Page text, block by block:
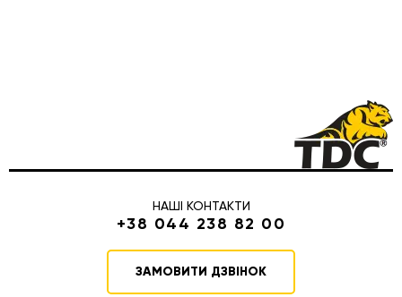
НАШІ КОНТАКТИ
+38 044 238 82 00
ЗАМОВИТИ ДЗВІНОК